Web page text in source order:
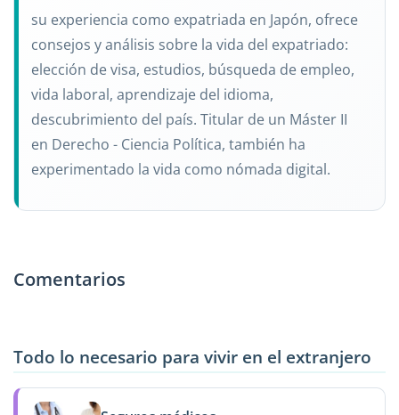
su experiencia como expatriada en Japón, ofrece
consejos y análisis sobre la vida del expatriado:
elección de visa, estudios, búsqueda de empleo,
vida laboral, aprendizaje del idioma,
descubrimiento del país. Titular de un Máster II
en Derecho - Ciencia Política, también ha
experimentado la vida como nómada digital.
Comentarios
Todo lo necesario para vivir en el extranjero